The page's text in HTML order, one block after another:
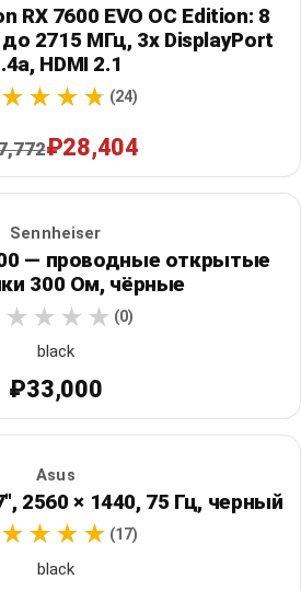
RX 7600 EVO OC Edition: 8
до 2715 МГц, 3x DisplayPort
HDMI 2.1
(24)
₽28,404
Sennheiser
— проводные открытые
300 Ом, чёрные
(0)
black
₽33,000
Asus
2560 × 1440, 75 Гц, черный
(17)
black